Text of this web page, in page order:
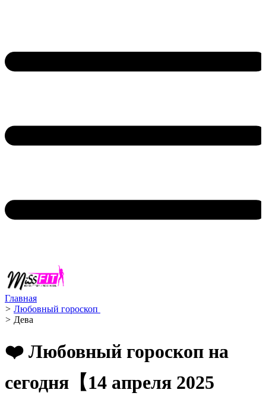
Главная
> Любовный гороскоп ️
> Дева ️
❤️ Любовный гороскоп на
сегодня【14 апреля 2025